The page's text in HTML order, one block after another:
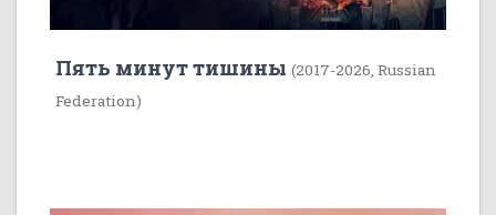
Пять минут тишины (2017-2026, Russian
Federation)